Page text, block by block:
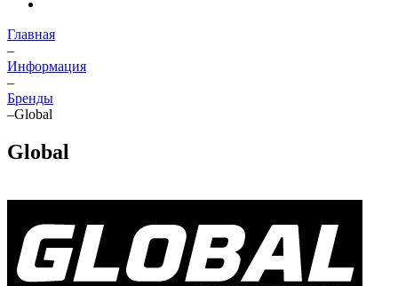
Главная
–
Информация
–
Бренды
–Global
Global